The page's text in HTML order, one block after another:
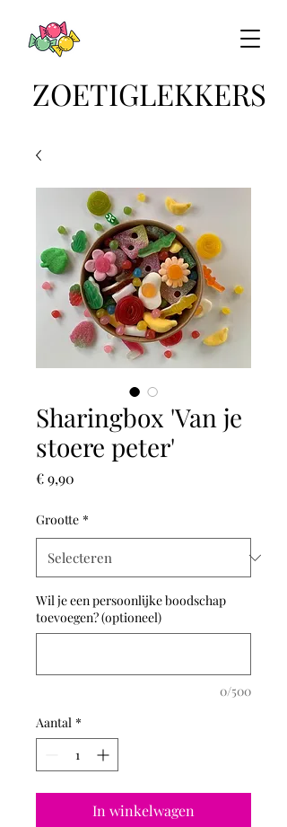
ZOETIGLEKKERS
Sharingbox 'Van je
stoere peter'
€ 9,90
Grootte *
Wil je een persoonlijke boodschap
toevoegen? (optioneel)
0/500
Aantal *
In winkelwagen